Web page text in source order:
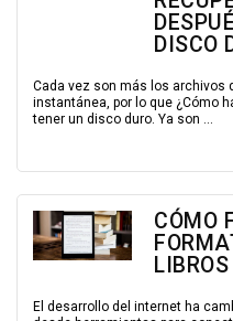
DISCO
Cada vez son más los archivos
instantánea, por lo que ¿Cómo
tener un disco duro. Ya son ...
CÓMO
El desarrollo del internet ha